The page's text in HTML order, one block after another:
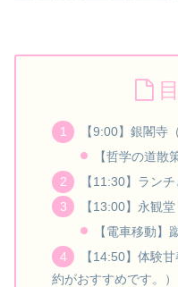
【9:00】銀閣寺
【哲学の道散
【11:30】ラン
【13:00】永観
【電車移動】
【14:50】体験
約がおすすめです。）